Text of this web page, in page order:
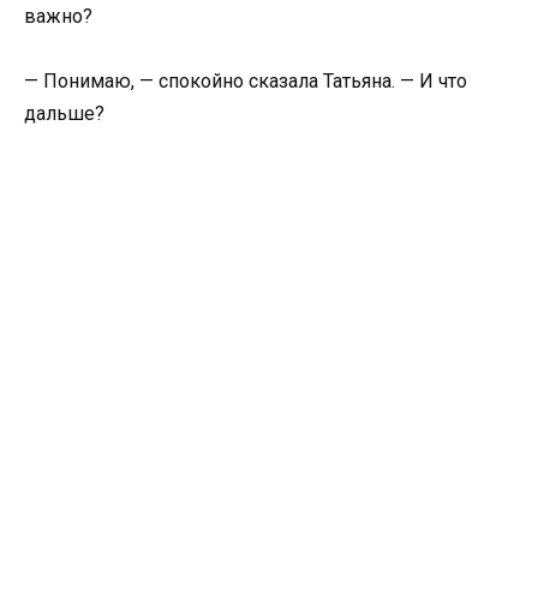
важно?
— Понимаю, — спокойно сказала Татьяна. — И что
дальше?